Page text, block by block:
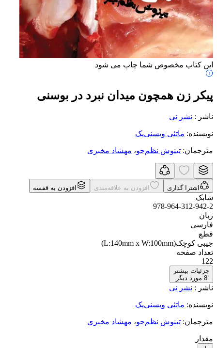
این کتاب مخصوص شما چاپ می شود
پیکر زن همچون میدان نبرد در بوسنی
ناشر : نشر نی
نویسنده: ماتئی ویسنی‌یک
مترجمان: تینوش نظم‌جو، مهشاد مخبری
اشترا گذاری افزودن به علاقه‌مندی افزودن به قفسه
شابک
978-964-312-942-2
زبان
فارسی
قطع
جیبی کوچک(L:140mm x W:100mm)
تعداد صفحه
122
جزئیات بیشتر
8 مورد دیگر
ناشر : نشر نی
نویسنده: ماتئی ویسنی‌یک
مترجمان: تینوش نظم‌جو، مهشاد مخبری
مقدار